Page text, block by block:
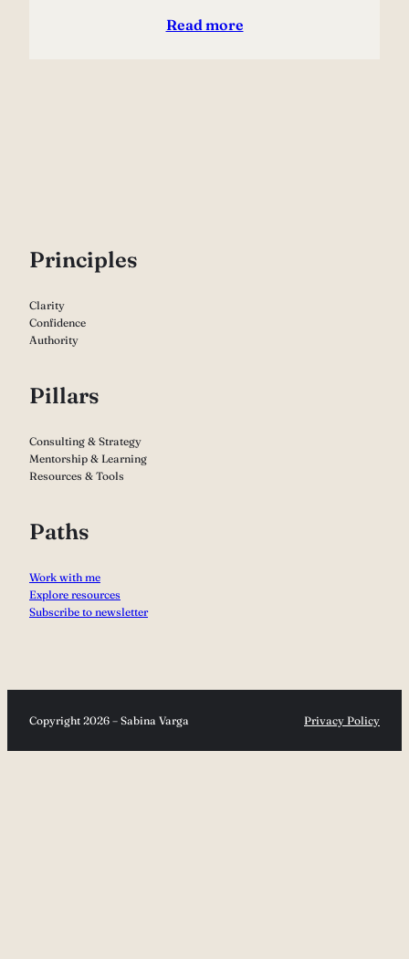
Read more
Principles
Clarity
Confidence
Authority
Pillars
Consulting & Strategy
Mentorship & Learning
Resources & Tools
Paths
Work with me
Explore resources
Subscribe to newsletter
Copyright 2026 – Sabina Varga Privacy Policy